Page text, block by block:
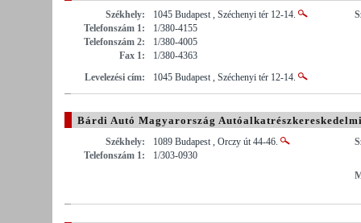
Székhely:
1045 Budapest , Széchenyi tér 12-14.
Telefonszám 1:
1/380-4155
Telefonszám 2:
1/380-4005
Fax 1:
1/380-4363
Levelezési cím:
1045 Budapest , Széchenyi tér 12-14.
Bárdi Autó Magyarország
Székhely:
1089 Budapest , Orczy út 44-46.
Telefonszám 1:
1/303-0930